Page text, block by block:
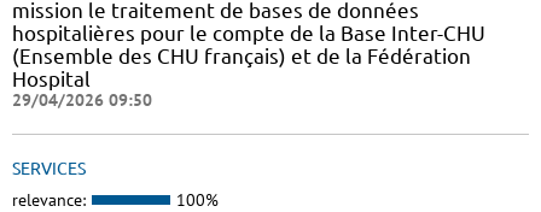
mission le traitement de bases de données
hospitalières pour le compte de la Base Inter-CHU
(Ensemble des CHU français) et de la Fédération
Hospital
29/04/2026 09:50
SERVICES
relevance: 100%